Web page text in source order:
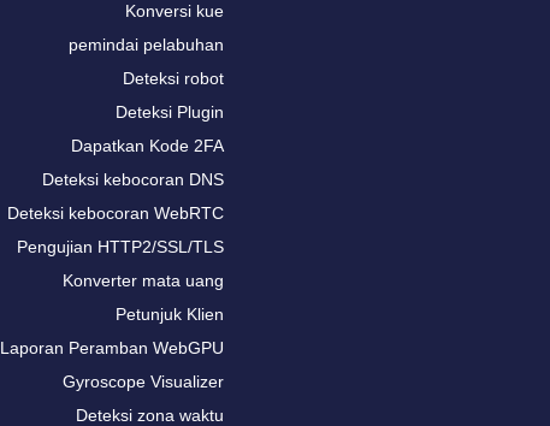
Konversi kue
pemindai pelabuhan
Deteksi robot
Deteksi Plugin
Dapatkan Kode 2FA
Deteksi kebocoran DNS
Deteksi kebocoran WebRTC
Pengujian HTTP2/SSL/TLS
Konverter mata uang
Petunjuk Klien
Laporan Peramban WebGPU
Gyroscope Visualizer
Deteksi zona waktu